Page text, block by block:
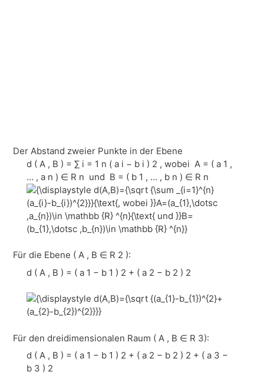
Der Abstand zweier Punkte in der Ebene
d ( A , B ) = ∑ i = 1 n ( a i − b i ) 2 , wobei A = ( a 1 ,
… , a n ) ∈ R n und B = ( b 1 , … , b n ) ∈ R n
Für die Ebene ( A , B ∈ R 2 ):
d ( A , B ) = ( a 1 − b 1 ) 2 + ( a 2 − b 2 ) 2
Für den dreidimensionalen Raum ( A , B ∈ R 3):
d ( A , B ) = ( a 1 − b 1 ) 2 + ( a 2 − b 2 ) 2 + ( a 3 −
b 3 ) 2